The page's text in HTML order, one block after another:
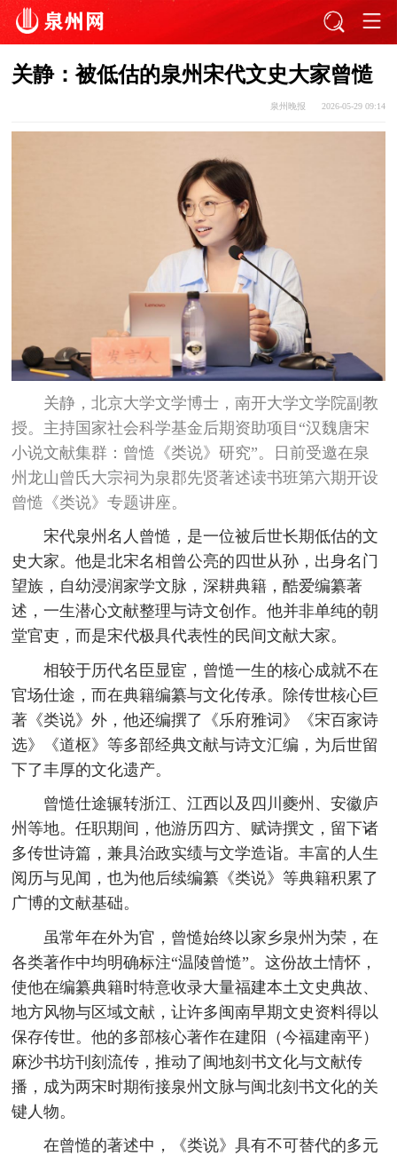
关静：被低估的泉州宋代文史大家曾慥
泉州晚报 2026-05-29 09:14
关静，北京大学文学博士，南开大学文学院副教
授。主持国家社会科学基金后期资助项目“汉魏唐宋
小说文献集群：曾慥《类说》研究”。日前受邀在泉
州龙山曾氏大宗祠为泉郡先贤著述读书班第六期开设
曾慥《类说》专题讲座。
宋代泉州名人曾慥，是一位被后世长期低估的文
史大家。他是北宋名相曾公亮的四世从孙，出身名门
望族，自幼浸润家学文脉，深耕典籍，酷爱编纂著
述，一生潜心文献整理与诗文创作。他并非单纯的朝
堂官吏，而是宋代极具代表性的民间文献大家。
相较于历代名臣显宦，曾慥一生的核心成就不在
官场仕途，而在典籍编纂与文化传承。除传世核心巨
著《类说》外，他还编撰了《乐府雅词》《宋百家诗
选》《道枢》等多部经典文献与诗文汇编，为后世留
下了丰厚的文化遗产。
曾慥仕途辗转浙江、江西以及四川夔州、安徽庐
州等地。任职期间，他游历四方、赋诗撰文，留下诸
多传世诗篇，兼具治政实绩与文学造诣。丰富的人生
阅历与见闻，也为他后续编纂《类说》等典籍积累了
广博的文献基础。
虽常年在外为官，曾慥始终以家乡泉州为荣，在
各类著作中均明确标注“温陵曾慥”。这份故土情怀，
使他在编纂典籍时特意收录大量福建本土文史典故、
地方风物与区域文献，让许多闽南早期文史资料得以
保存传世。他的多部核心著作在建阳（今福建南平）
麻沙书坊刊刻流传，推动了闽地刻书文化与文献传
播，成为两宋时期衔接泉州文脉与闽北刻书文化的关
键人物。
在曾慥的著述中，《类说》具有不可替代的多元